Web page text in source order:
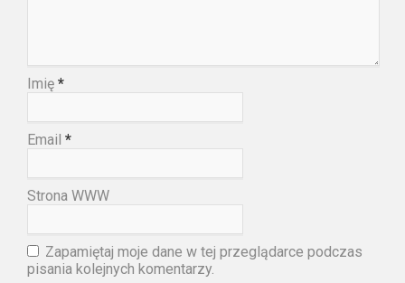
Imię *
Email *
Strona WWW
Zapamiętaj moje dane w tej przeglądarce podczas
pisania kolejnych komentarzy.